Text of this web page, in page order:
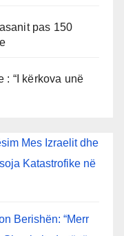
pas 150
: “I kërkova unë
Mes Izraelit dhe
Katastrofike në
Berishën: “Merr